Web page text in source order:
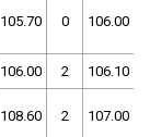
105.70 0 106.00
106.00 2 106.10
108.60 2 107.00